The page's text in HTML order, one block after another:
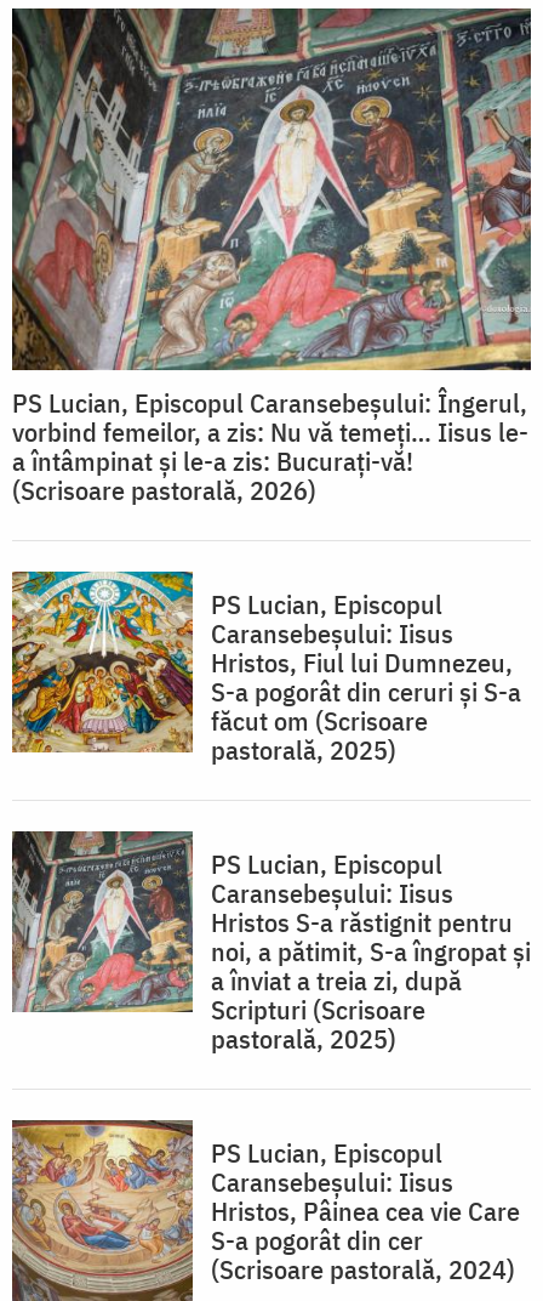
PS Lucian, Episcopul Caransebeșului: Îngerul,
vorbind femeilor, a zis: Nu vă temeți… Iisus le-
a întâmpinat și le-a zis: Bucurați-vă!
(Scrisoare pastorală, 2026)
PS Lucian, Episcopul
Caransebeșului: Iisus
Hristos, Fiul lui Dumnezeu,
S-a pogorât din ceruri și S-a
făcut om (Scrisoare
pastorală, 2025)
PS Lucian, Episcopul
Caransebeșului: Iisus
Hristos S-a răstignit pentru
noi, a pătimit, S-a îngropat și
a înviat a treia zi, după
Scripturi (Scrisoare
pastorală, 2025)
PS Lucian, Episcopul
Caransebeșului: Iisus
Hristos, Pâinea cea vie Care
S-a pogorât din cer
(Scrisoare pastorală, 2024)